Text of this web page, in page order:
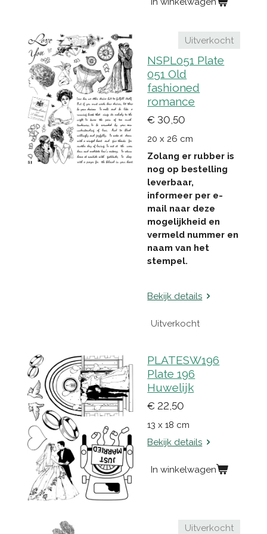
Uitverkocht
NSPL051 Plate
051 Old
fashioned
romance
€ 30,50
20 x 26 cm
Zolang er rubber is
nog op bestelling
leverbaar,
informeer per e-
mail naar deze
mogelijkheid en
vermeld nummer en
naam van het
stempel.
Bekijk details
Uitverkocht
PLATESW196
Plate 196
Huwelijk
€ 22,50
13 x 18 cm
Bekijk details
In winkelwagen
Uitverkocht